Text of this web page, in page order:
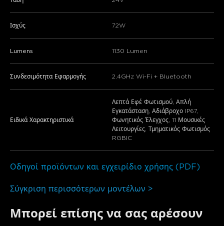
Ισχύς ‎72W
Lumens ‎1130 Lumen
Συνδεσιμότητα Εφαρμογής 2.4GHz Wi-Fi + Bluetooth
Ειδικά Χαρακτηριστικά
‎Λεπτά Εφέ Φωτισμού, Απλή
Εγκατάσταση, Αδιάβροχο IP67,
Φωνητικός Έλεγχος, 11 Μουσικές
Λειτουργίες, Τμηματικός Φωτισμός
RGBIC
Οδηγοί προϊόντων και εγχειρίδιο χρήσης (PDF)
Σύγκριση περισσότερων μοντέλων >
Μπορεί επίσης να σας αρέσουν